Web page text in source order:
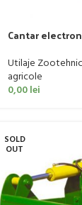
Cantar
Utilaje
agricole
0,00lei
SOLD
OUT